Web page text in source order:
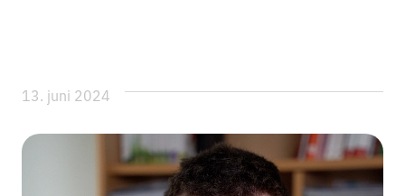
13. juni 2024